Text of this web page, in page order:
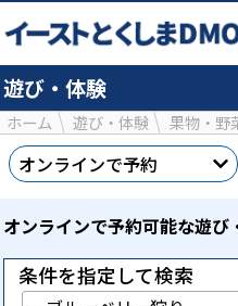
遊び・体験
ホーム 遊び・体験 果物・野
オンラインで予約
オンラインで予約可能な遊び
条件を指定して検索